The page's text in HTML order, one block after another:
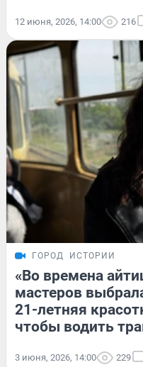
12 июня, 2026, 14:00 216
ГОРОД ИСТОРИИ
«Во времена
мастеров
21-летняя
чтобы водить
3 июня, 2026, 14:00 229